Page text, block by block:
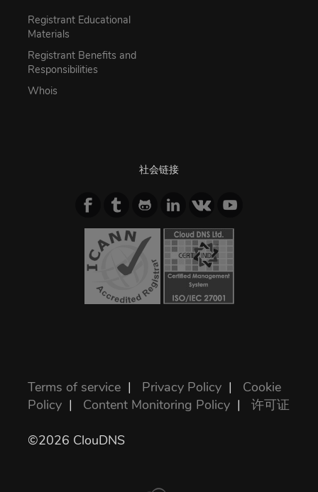
Registrant Educational
Materials
Registrant Benefits and
Responsibilities
Whois
社会链接
Terms of service | Privacy Policy | Cookie
Policy | Content Monitoring Policy | 许可证
©2026 ClouDNS